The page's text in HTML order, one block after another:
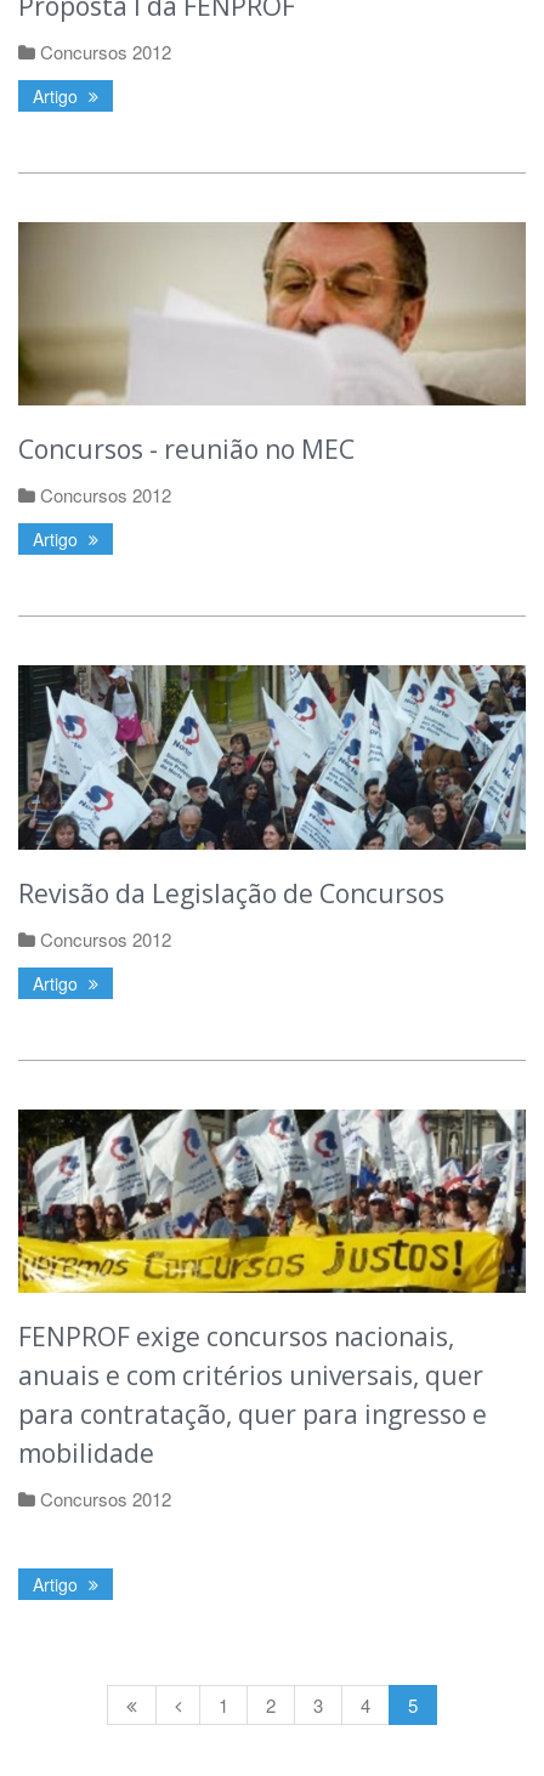
Concursos 2012
Artigo
Concursos - reunião no MEC
Concursos 2012
Artigo
Revisão da Legislação de Concursos
Concursos 2012
Artigo
FENPROF exige concursos nacionais,
anuais e com critérios universais, quer
para contratação, quer para ingresso e
mobilidade
Concursos 2012
Artigo
1 2 3 4 5